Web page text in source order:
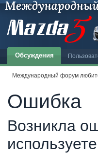
Обсуждения
Международный форум
Ошибка
Возникла